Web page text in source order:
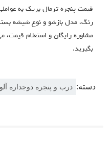
قیمت پنجره ترمال بریک به عواملی
رنگ، مدل بازشو و نوع شیشه
مشاوره رایگان و استعلام قیمت،
بگیرید.
دسته: درب و پنجره دوجداره